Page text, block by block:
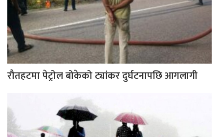
रौतहटमा पेट्रोल बोकेको ट्यांकर दुर्घटनापछि आगलागी